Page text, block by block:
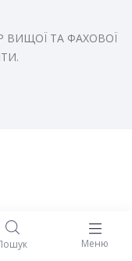
Меню
ВИЩОЇ ТА ФАХОВОЇ